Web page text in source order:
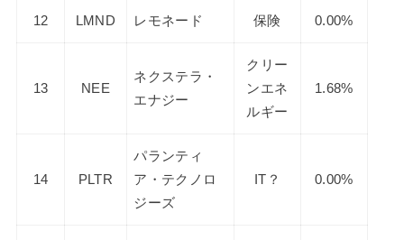
12 LMND レモネード 保険 0.00%
13 NEE
ネクステラ・
エナジー
クリー
ンエネ
ルギー
1.68%
14 PLTR
パランティ
ア・テクノロ
ジーズ
IT？ 0.00%